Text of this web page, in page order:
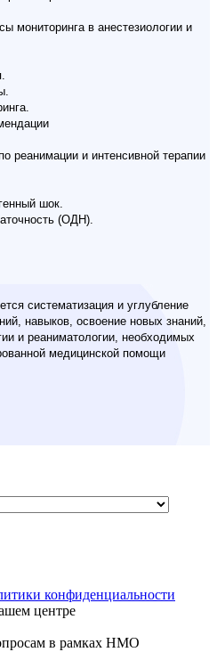
мониторинга в анестезиологии и
реанимации и интенсивной терапии
шок.
(ОДН).
систематизация и углубление
навыков, освоение новых знаний,
и реаниматологии, необходимых
медицинской помощи
конфиденциальности
центре
в рамках НМО